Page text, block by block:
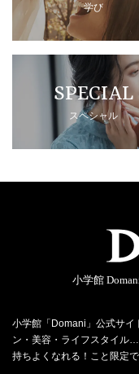
学び
SPECIAL
スペシャル
小学館
小学館「Domani」公式サイ
ン・美容・ライフスタイル
持ちよくなれる！こと限定